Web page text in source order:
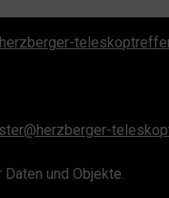
und Objekte.